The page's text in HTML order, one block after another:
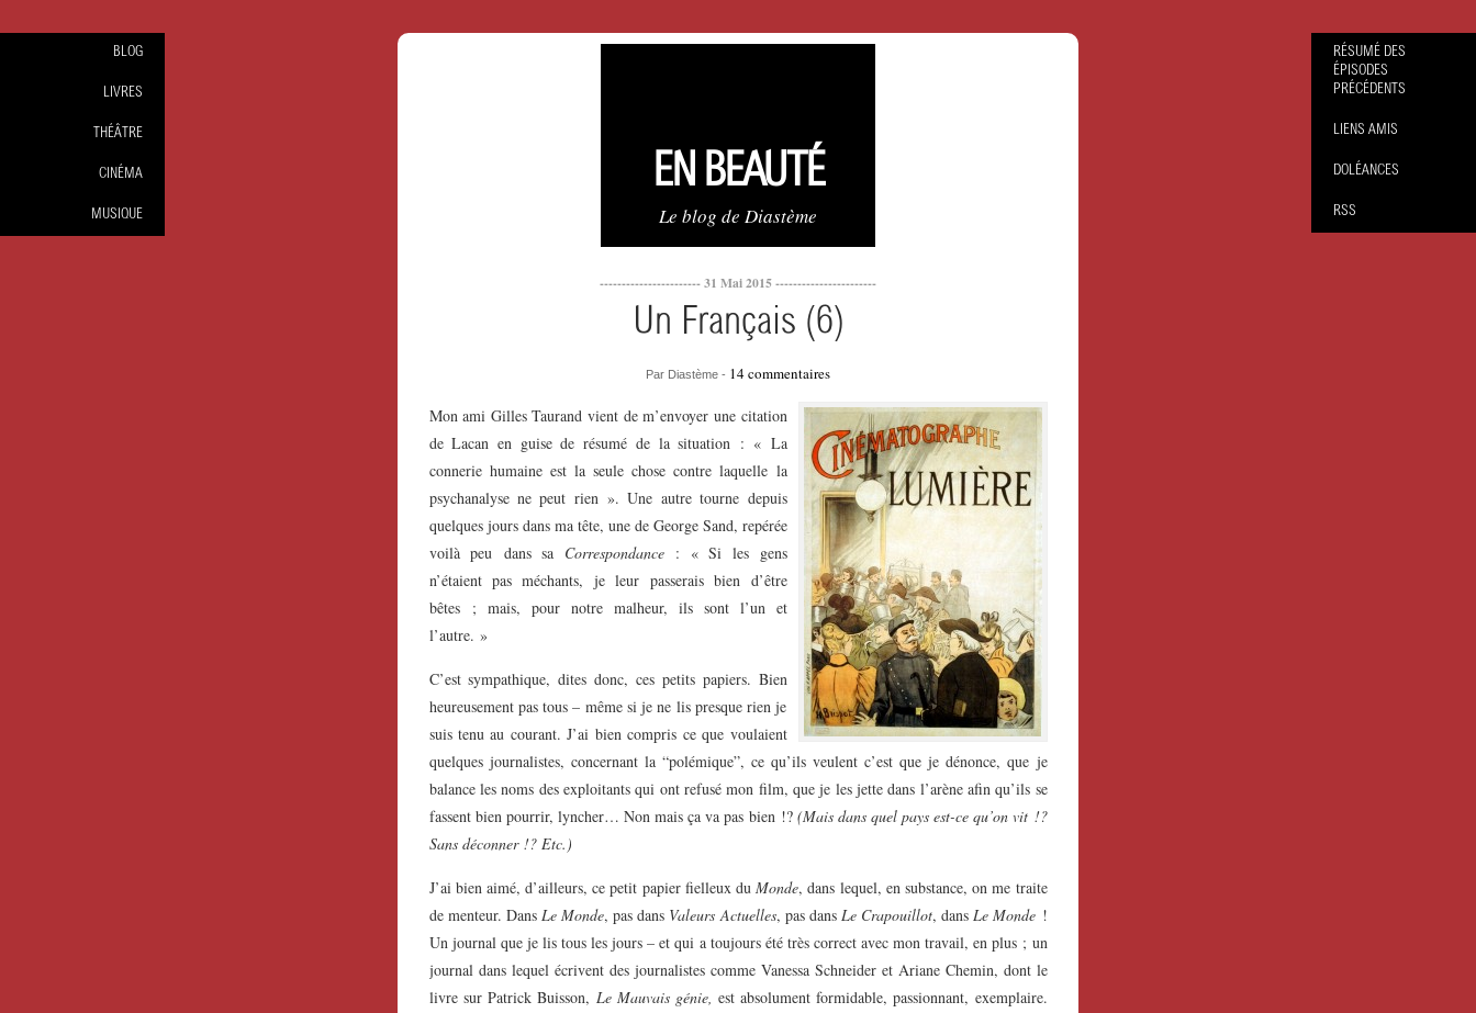
EN BEAUTÉ
Le blog de Diastème
----------------------- 31 Mai 2015 -----------------------
Un Français (6)
Par Diastème - 14 commentaires
Mon ami Gilles Taurand vient de m’envoyer une citation
de Lacan en guise de résumé de la situation : « La
connerie humaine est la seule chose contre laquelle la
psychanalyse ne peut rien ». Une autre tourne depuis
quelques jours dans ma tête, une de George Sand, repérée
voilà peu dans sa Correspondance : « Si les gens
n’étaient pas méchants, je leur passerais bien d’être
bêtes ; mais, pour notre malheur, ils sont l’un et
l’autre. »
C’est sympathique, dites donc, ces petits papiers. Bien
heureusement pas tous – même si je ne lis presque rien je
suis tenu au courant. J’ai bien compris ce que voulaient
quelques journalistes, concernant la “polémique”, ce qu’ils veulent c’est que je dénonce, que je
balance les noms des exploitants qui ont refusé mon film, que je les jette dans l’arène afin qu’ils se
fassent bien pourrir, lyncher… Non mais ça va pas bien !? (Mais dans quel pays est-ce qu’on vit !?
Sans déconner !? Etc.)
J’ai bien aimé, d’ailleurs, ce petit papier fielleux duMonde, dans lequel, en substance, on me traite
de menteur. Dans Le Monde, pas dans Valeurs Actuelles, pas dans Le Crapouillot, dansLe Monde !
Un journal que je lis tous les jours – et qui a toujours été très correct avec mon travail, en plus ; un
journal dans lequel écrivent des journalistes comme Vanessa Schneider et Ariane Chemin, dont le
livre sur Patrick Buisson, Le Mauvais génie, est absolument formidable, passionnant, exemplaire.
BLOG
LIVRES
THÉÂTRE
CINÉMA
MUSIQUE
RÉSUMÉ DES
ÉPISODES
PRÉCÉDENTS
LIENS AMIS
DOLÉANCES
RSS